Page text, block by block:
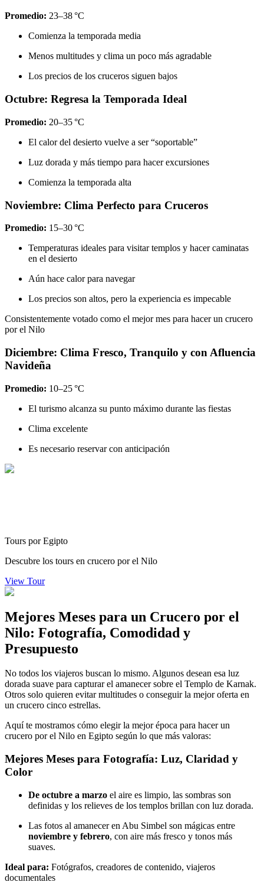
Promedio: 23–38 °C
Comienza la temporada media
Menos multitudes y clima un poco más agradable
Los precios de los cruceros siguen bajos
Octubre: Regresa la Temporada Ideal
Promedio: 20–35 °C
El calor del desierto vuelve a ser “soportable”
Luz dorada y más tiempo para hacer excursiones
Comienza la temporada alta
Noviembre: Clima Perfecto para Cruceros
Promedio: 15–30 °C
Temperaturas ideales para visitar templos y hacer caminatas
en el desierto
Aún hace calor para navegar
Los precios son altos, pero la experiencia es impecable
Consistentemente votado como el mejor mes para hacer un crucero
por el Nilo
Diciembre: Clima Fresco, Tranquilo y con Afluencia
Navideña
Promedio: 10–25 °C
El turismo alcanza su punto máximo durante las fiestas
Clima excelente
Es necesario reservar con anticipación
Tours por Egipto
Descubre los tours en crucero por el Nilo
View Tour
Mejores Meses para un Crucero por el
Nilo: Fotografía, Comodidad y
Presupuesto
No todos los viajeros buscan lo mismo. Algunos desean esa luz
dorada suave para capturar el amanecer sobre el Templo de Karnak.
Otros solo quieren evitar multitudes o conseguir la mejor oferta en
un crucero cinco estrellas.
Aquí te mostramos cómo elegir la mejor época para hacer un
crucero por el Nilo en Egipto según lo que más valoras:
Mejores Meses para Fotografía: Luz, Claridad y
Color
De octubre a marzo el aire es limpio, las sombras son
definidas y los relieves de los templos brillan con luz dorada.
Las fotos al amanecer en Abu Simbel son mágicas entre
noviembre y febrero, con aire más fresco y tonos más
suaves.
Ideal para: Fotógrafos, creadores de contenido, viajeros
documentales